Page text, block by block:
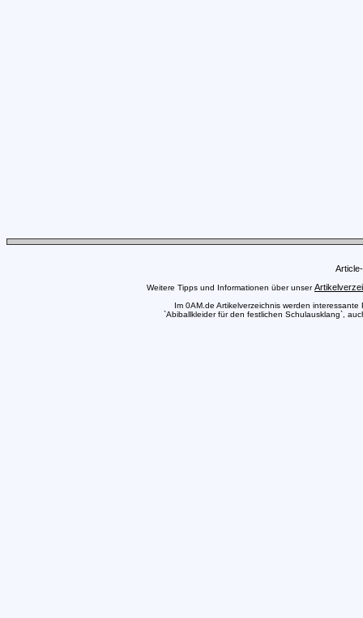
Weitere Tipps und Informationen über unser
Im 0AM.de Artikelverzeichnis werden
`Abiballkleider für den festlichen Schulausklang`,